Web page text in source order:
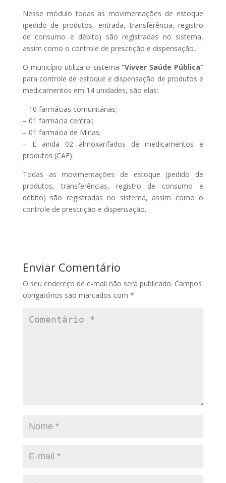
Nesse módulo todas as movimentações de estoque
(pedido de produtos, entrada, transferência, registro
de consumo e débito) são registradas no sistema,
assim como o controle de prescrição e dispensação.
O município utiliza o sistema “Vivver Saúde Pública”
para controle de estoque e dispensação de produtos e
medicamentos em 14 unidades, são elas:
– 10 farmácias comunitárias;
– 01 farmácia central;
– 01 farmácia de Minas;
– E ainda 02 almoxarifados de medicamentos e
produtos (CAF).
Todas as movimentações de estoque (pedido de
produtos, transferências, registro de consumo e
débito) são registradas no sistema, assim como o
controle de prescrição e dispensação.
Enviar Comentário
O seu endereço de e-mail não será publicado. Campos
obrigatórios são marcados com *